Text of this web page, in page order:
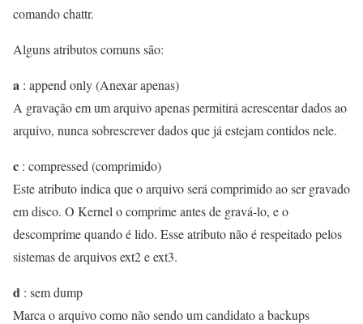
comando chattr.
Alguns atributos comuns são:
a : append only (Anexar apenas)
A gravação em um arquivo apenas permitirá acrescentar dados ao
arquivo, nunca sobrescrever dados que já estejam contidos nele.
c : compressed (comprimido)
Este atributo indica que o arquivo será comprimido ao ser gravado
em disco. O Kernel o comprime antes de gravá-lo, e o
descomprime quando é lido. Esse atributo não é respeitado pelos
sistemas de arquivos ext2 e ext3.
d : sem dump
Marca o arquivo como não sendo um candidato a backups